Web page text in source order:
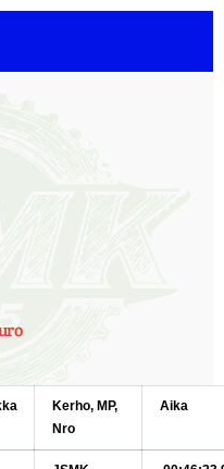
( JSMK )
Kerho, MP,
Nro
Aika